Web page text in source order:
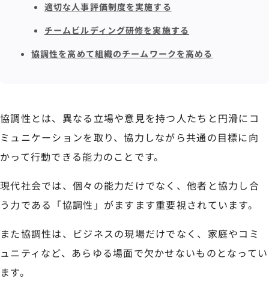
適切な人事評価制度を実施する
チームビルディング研修を実施する
協調性を高めて組織のチームワークを高める
協調性とは、異なる立場や意見を持つ人たちと円滑にコ
ミュニケーションを取り、協力しながら共通の目標に向
かって行動できる能力のことです。
現代社会では、個々の能力だけでなく、他者と協力し合
う力である「協調性」がますます重要視されています。
また協調性は、ビジネスの現場だけでなく、家庭やコミ
ュニティなど、あらゆる場面で欠かせないものとなってい
ます。